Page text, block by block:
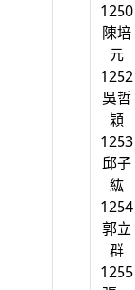
1250
陳培
元
1252
吳哲
穎
1253
邱子
紘
1254
郭立
群
1255